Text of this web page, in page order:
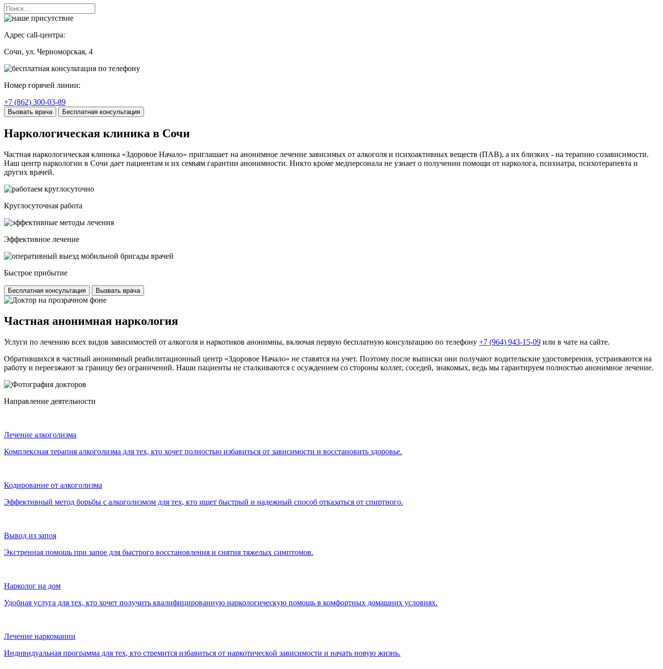
Адрес call-центра:
Сочи, ул. Черноморская, 4
Номер горячей линии:
+7 (862) 300-03-89
Вызвать врача Бесплатная консультация
Наркологическая клиника в Сочи
Частная наркологическая клиника «Здоровое Начало» приглашает на анонимное лечение зависимых от алкоголя и психоактивных веществ (ПАВ), а их близких - на терапию созависимости.
Наш центр наркологии в Сочи дает пациентам и их семьям гарантии анонимности. Никто кроме медперсонала не узнает о получении помощи от нарколога, психиатра, психотерапевта и
других врачей.
Круглосуточная работа
Эффективное лечение
Быстрое прибытие
Бесплатная консультация Вызвать врача
Частная анонимная наркология
Услуги по лечению всех видов зависимостей от алкоголя и наркотиков анонимны, включая первую бесплатную консультацию по телефону +7 (964) 943-15-09 или в чате на сайте.
Обратившихся в частный анонимный реабилитационный центр «Здоровое Начало» не ставятся на учет. Поэтому после выписки они получают водительские удостоверения, устраиваются на
работу и переезжают за границу без ограничений. Наши пациенты не сталкиваются с осуждением со стороны коллег, соседей, знакомых, ведь мы гарантируем полностью анонимное лечение.
Направление деятельности
Лечение алкоголизма
Комплексная терапия алкоголизма для тех, кто хочет полностью избавиться от зависимости и восстановить здоровье.
Кодирование от алкоголизма
Эффективный метод борьбы с алкоголизмом для тех, кто ищет быстрый и надежный способ отказаться от спиртного.
Вывод из запоя
Экстренная помощь при запое для быстрого восстановления и снятия тяжелых симптомов.
Нарколог на дом
Удобная услуга для тех, кто хочет получить квалифицированную наркологическую помощь в комфортных домашних условиях.
Лечение наркомании
Индивидуальная программа для тех, кто стремится избавиться от наркотической зависимости и начать новую жизнь.